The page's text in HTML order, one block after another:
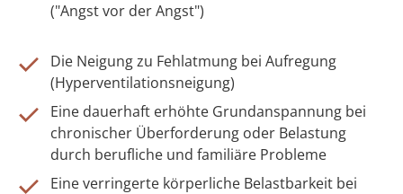
("Angst vor der Angst")
Die Neigung zu Fehlatmung bei Aufregung
(Hyperventilationsneigung)
Eine dauerhaft erhöhte Grundanspannung bei
chronischer Überforderung oder Belastung
durch berufliche und familiäre Probleme
Eine verringerte körperliche Belastbarkeit bei